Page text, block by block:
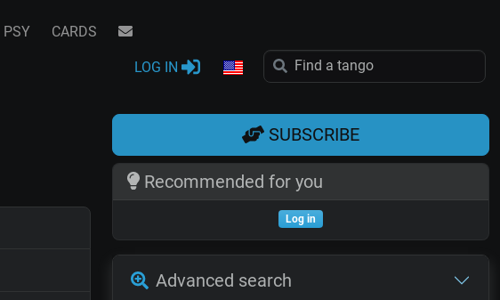
PSY CARDS
LOG IN
SUBSCRIBE
Recommended for you
Log in
Advanced search